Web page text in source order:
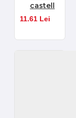
castell
11.61 Lei